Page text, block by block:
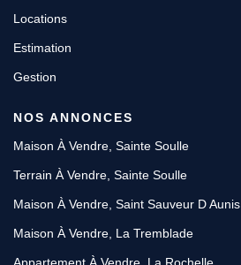
Locations
Estimation
Gestion
NOS ANNONCES
Maison À Vendre, Sainte Soulle
Terrain À Vendre, Sainte Soulle
Maison À Vendre, Saint Sauveur D Aunis
Maison À Vendre, La Tremblade
Appartement À Vendre, La Rochelle